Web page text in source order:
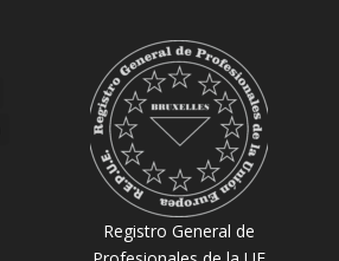
Registro General de